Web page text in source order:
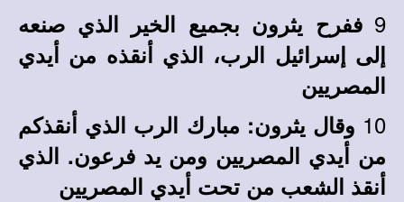
9 ففرح يثرون بجميع الخير الذي صنعه
إلى إسرائيل الرب، الذي أنقذه من أيدي
المصريين
10 وقال يثرون: مبارك الرب الذي أنقذكم
من أيدي المصريين ومن يد فرعون. الذي
أنقذ الشعب من تحت أيدي المصريين